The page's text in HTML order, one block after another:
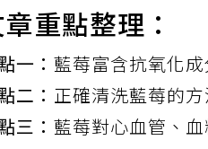
重點整理：
一： 藍莓富含抗氧化
二： 正確清洗藍莓的
三： 藍莓對心血管、